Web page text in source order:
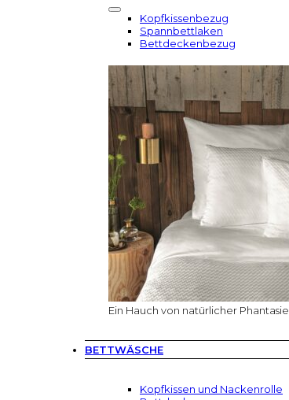
Kopfkissenbezug
Spannbettlaken
Bettdeckenbezug
Ein Hauch von natürlicher Phantasie
BETTWÄSCHE
Kopfkissen und Nackenrolle